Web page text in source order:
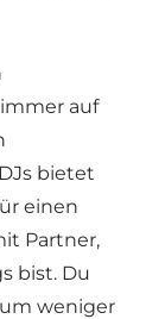
auf
bietet
einen
Partner,
bist. Du
weniger